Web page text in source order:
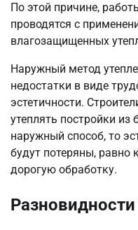
По этой причине,
проводятся с
влагозащищенных
Наружный метод
недостатки в виде
эстетичности.
утеплять постройки из
наружный способ, то
будут потеряны, равно
дорогую обработку.
Разновидности